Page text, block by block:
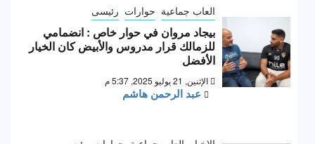
العاب جماعية حوارات رئيسى
بيجاد مروان في حوار خاص : انضمامي
للزمالك قرار مدروس والأبيض كان الخيار
الأفضل
الإثنين, 21 يوليو 2025, 5:37 م
عبد الرحمن هاشم